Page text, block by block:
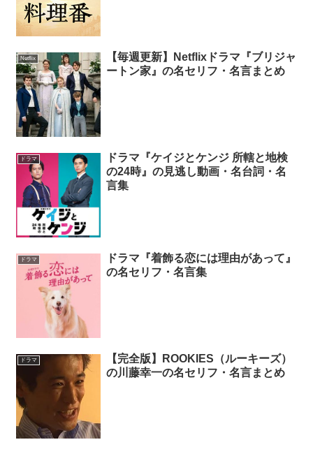
Netflix
【毎週更新】Netflixドラマ『ブリジャ
ートン家』の名セリフ・名言まとめ
ドラマ
ドラマ『ケイジとケンジ 所轄と地検
の24時』の見逃し動画・名台詞・名
言集
ドラマ
ドラマ『着飾る恋には理由があって』
の名セリフ・名言集
ドラマ
【完全版】ROOKIES（ルーキーズ）
の川藤幸一の名セリフ・名言まとめ